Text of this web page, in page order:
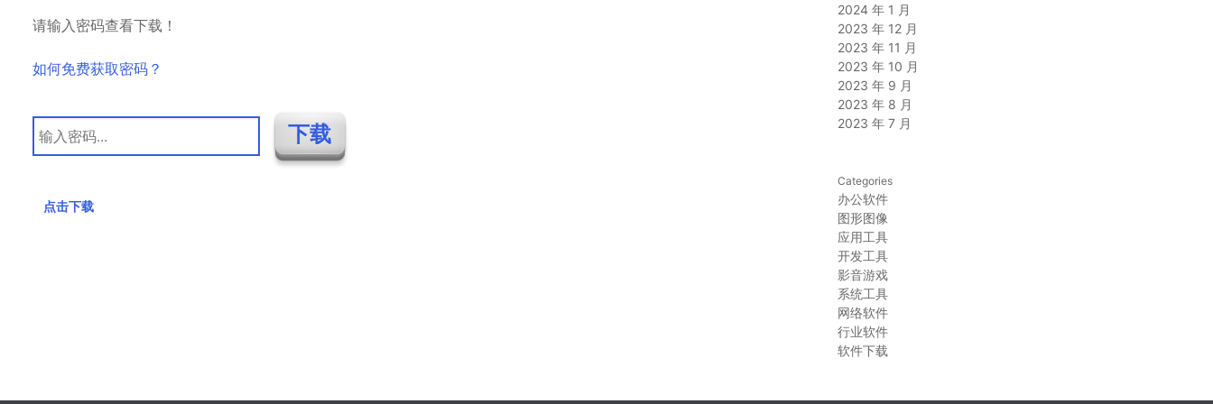
请输入密码查看下载！
如何免费获取密码？
点击下载
2024 年 1 月
2023 年 12 月
2023 年 11 月
2023 年 10 月
2023 年 9 月
2023 年 8 月
2023 年 7 月
Categories
办公软件
图形图像
应用工具
开发工具
影音游戏
系统工具
网络软件
行业软件
软件下载